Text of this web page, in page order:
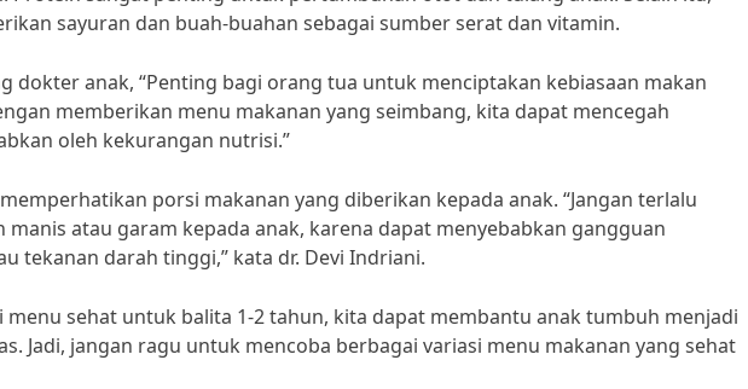
sayuran dan buah-buahan sebagai sumber serat dan vitamin.
dokter anak, “Penting bagi orang tua untuk menciptakan kebiasaan makan
memberikan menu makanan yang seimbang, kita dapat mencegah
oleh kekurangan nutrisi.”
porsi makanan yang diberikan kepada anak. “Jangan terlalu
atau garam kepada anak, karena dapat menyebabkan gangguan
tekanan darah tinggi,” kata dr. Devi Indriani.
sehat untuk balita 1-2 tahun, kita dapat membantu anak tumbuh menjadi
Jadi, jangan ragu untuk mencoba berbagai variasi menu makanan yang sehat